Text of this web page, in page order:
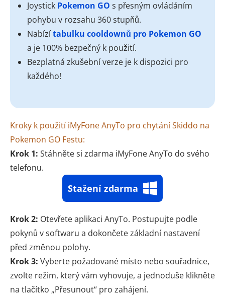
Joystick Pokemon GO s přesným ovládáním
pohybu v rozsahu 360 stupňů.
Nabízítabulku cooldownů pro Pokemon GO
a je 100% bezpečný k použití.
Bezplatná zkušební verze je k dispozici pro
každého!
Kroky k použití iMyFone AnyTo pro chytání Skiddo na
Pokemon GO Festu:
Krok 1: Stáhněte si zdarma iMyFone AnyTo do svého
telefonu.
Stažení zdarma
Krok 2: Otevřete aplikaci AnyTo. Postupujte podle
pokynů v softwaru a dokončete základní nastavení
před změnou polohy.
Krok 3: Vyberte požadované místo nebo souřadnice,
zvolte režim, který vám vyhovuje, a jednoduše klikněte
na tlačítko „Přesunout“ pro zahájení.